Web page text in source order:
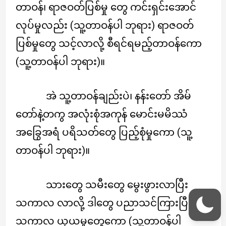
တာဝန်၊ ရာဇဝတ်ပြစ်မှု တွေ ကင်းရှင်းအောင်
လုပ်မှုလည်း (သူ့တာဝန်ပါ ဘုရား) ရာဇဝတ်
ပြစ်မှုတွေ သင့်လာလို့ စီရင်ရမည့်တာဝန်ကော
(သူ့တာဝန်ပါ ဘုရား)။
အဲ သူ့တာဝန်ချည်းပဲ၊ နန်းတော် အိမ်
တော်နဲ့တကွ အလုံးစုံအကုန် မောင်းမမိဿံ
အခြွေအရံ ပရိသတ်တွေ ပြည့်စုံမှုကော (သူ့
တာဝန်ပါ ဘုရား)။
သားတွေ သမီးတွေ မွေးဖွားလာပြီး
သကာလ လာလို့ ဒါတွေ ပညာသင်ကြားပြီး
သကာလ ယုယမှုတွေကော (သူ့တာဝန်ပါ